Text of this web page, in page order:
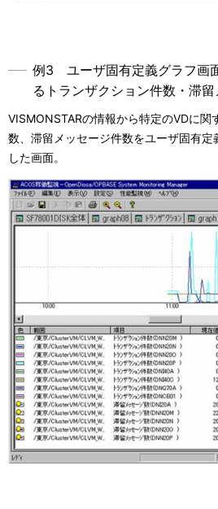
例3 ユーザ固有定義グラフ画
るトランザクション件数・滞
VISMONSTARの情報から特定のVDに関
数、滞留メッセージ件数をユーザ固有定
した画面。